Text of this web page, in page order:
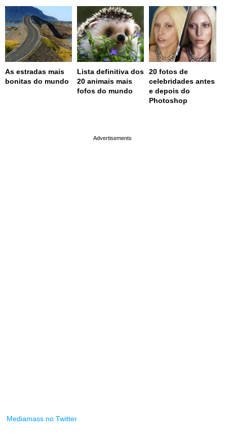
As estradas mais
bonitas do mundo
Lista definitiva dos
20 animais mais
fofos do mundo
20 fotos de
celebridades antes
e depois do
Photoshop
Mediamass no Twitter